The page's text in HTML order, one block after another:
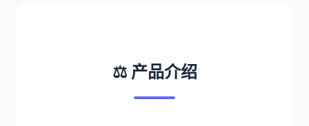
⚖️ 产品介绍